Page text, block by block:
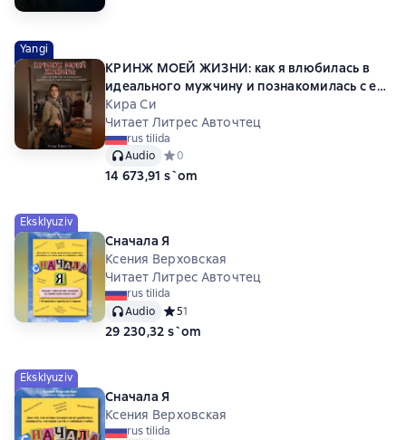
Yangi
КРИНЖ МОЕЙ ЖИЗНИ: как я влюбилась в
идеального мужчину и познакомилась с его
мамой
Кира Си
Читает Литрес Авточтец
rus tilida
Audio
Средний рейтинг 0 на основе 0 оценок
0
14 673,91 s`om
Eksklyuziv
Сначала Я
Ксения Верховская
Читает Литрес Авточтец
rus tilida
Audio
Средний рейтинг 5 на основе 1 оценок
51
29 230,32 s`om
Eksklyuziv
Сначала Я
Ксения Верховская
rus tilida